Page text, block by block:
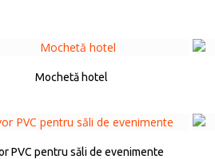
Mochetă hotel
PVC pentru săli de evenimente